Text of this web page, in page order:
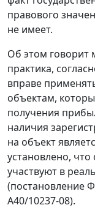
правового
не имеет.
Об этом говорит
практика,
вправе
объектам,
получения
наличия
на объект
установлено,
участвуют в
(постановление
А40/10237-08).